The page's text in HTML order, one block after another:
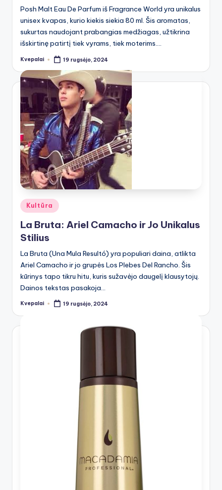
Posh Malt Eau De Parfum iš Fragrance World yra unikalus
unisex kvapas, kurio kiekis siekia 80 ml. Šis aromatas,
sukurtas naudojant prabangias medžiagas, užtikrina
išskirtinę patirtį tiek vyrams, tiek moterims.…
Posted
Kvepalai 19 rugsėjo, 2024
Posted
in
Kultūra
La Bruta: Ariel Camacho ir Jo Unikalus
Stilius
La Bruta (Una Mula Resultó) yra populiari daina, atlikta
Ariel Camacho ir jo grupės Los Plebes Del Rancho. Šis
kūrinys tapo tikru hitu, kuris sužavėjo daugelį klausytojų.
Dainos tekstas pasakoja…
Posted
Kvepalai 19 rugsėjo, 2024